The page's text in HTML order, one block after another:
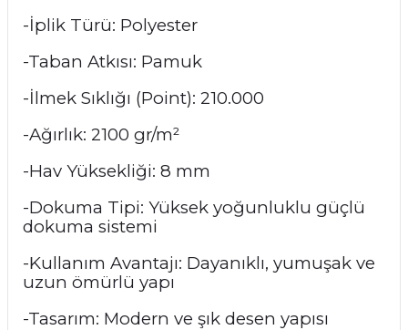
-İplik Türü: Polyester
-Taban Atkısı: Pamuk
-İlmek Sıklığı (Point): 210.000
-Ağırlık: 2100 gr/m²
-Hav Yüksekliği: 8 mm
-Dokuma Tipi: Yüksek yoğunluklu güçlü
dokuma sistemi
-Kullanım Avantajı: Dayanıklı, yumuşak ve
uzun ömürlü yapı
-Tasarım: Modern ve şık desen yapısı